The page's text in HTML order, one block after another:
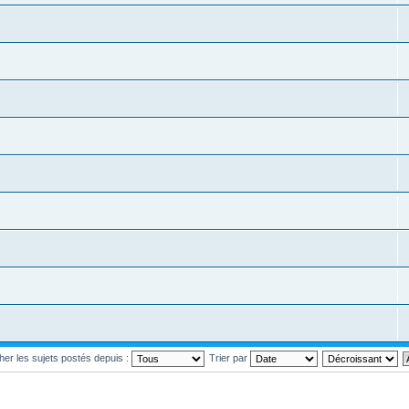
les sujets postés depuis : Trier par